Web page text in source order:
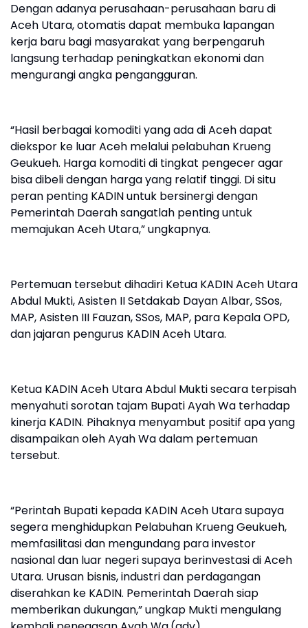
Dengan adanya perusahaan-perusahaan baru di
Aceh Utara, otomatis dapat membuka lapangan
kerja baru bagi masyarakat yang berpengaruh
langsung terhadap peningkatkan ekonomi dan
mengurangi angka pengangguran.
“Hasil berbagai komoditi yang ada di Aceh dapat
diekspor ke luar Aceh melalui pelabuhan Krueng
Geukueh. Harga komoditi di tingkat pengecer agar
bisa dibeli dengan harga yang relatif tinggi. Di situ
peran penting KADIN untuk bersinergi dengan
Pemerintah Daerah sangatlah penting untuk
memajukan Aceh Utara,” ungkapnya.
Pertemuan tersebut dihadiri Ketua KADIN Aceh Utara
Abdul Mukti, Asisten II Setdakab Dayan Albar, SSos,
MAP, Asisten III Fauzan, SSos, MAP, para Kepala OPD,
dan jajaran pengurus KADIN Aceh Utara.
Ketua KADIN Aceh Utara Abdul Mukti secara terpisah
menyahuti sorotan tajam Bupati Ayah Wa terhadap
kinerja KADIN. Pihaknya menyambut positif apa yang
disampaikan oleh Ayah Wa dalam pertemuan
tersebut.
“Perintah Bupati kepada KADIN Aceh Utara supaya
segera menghidupkan Pelabuhan Krueng Geukueh,
memfasilitasi dan mengundang para investor
nasional dan luar negeri supaya berinvestasi di Aceh
Utara. Urusan bisnis, industri dan perdagangan
diserahkan ke KADIN. Pemerintah Daerah siap
memberikan dukungan,” ungkap Mukti mengulang